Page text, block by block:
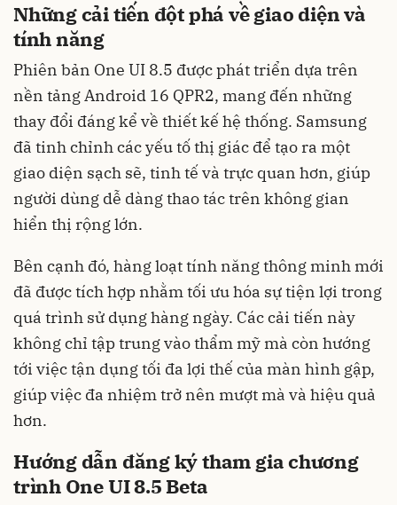
Những cải tiến đột phá về giao diện và
tính năng
Phiên bản One UI 8.5 được phát triển dựa trên
nền tảng Android 16 QPR2, mang đến những
thay đổi đáng kể về thiết kế hệ thống. Samsung
đã tinh chỉnh các yếu tố thị giác để tạo ra một
giao diện sạch sẽ, tinh tế và trực quan hơn, giúp
người dùng dễ dàng thao tác trên không gian
hiển thị rộng lớn.
Bên cạnh đó, hàng loạt tính năng thông minh mới
đã được tích hợp nhằm tối ưu hóa sự tiện lợi trong
quá trình sử dụng hàng ngày. Các cải tiến này
không chỉ tập trung vào thẩm mỹ mà còn hướng
tới việc tận dụng tối đa lợi thế của màn hình gập,
giúp việc đa nhiệm trở nên mượt mà và hiệu quả
hơn.
Hướng dẫn đăng ký tham gia chương
trình One UI 8.5 Beta